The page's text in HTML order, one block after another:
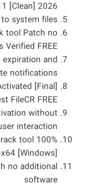
[Clean] 2026
system files
tool Patch no
Verified FREE
and
notifications
[Final]
FileCR FREE
without
interaction
tool 100%
[Windows]
no additional
software